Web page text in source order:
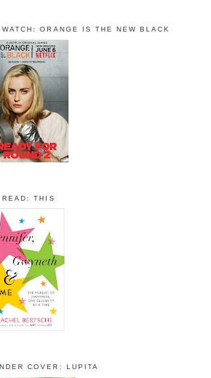
WATCH: ORANGE IS THE NEW BLACK
READ: THIS
COVER: LUPITA